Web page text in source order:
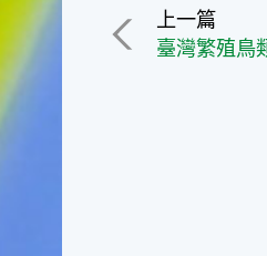
上一篇
臺灣繁殖鳥